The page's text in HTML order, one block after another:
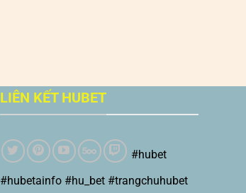
LIÊN KẾT HUBET
#hubet
#hubetainfo #hu_bet #trangchuhubet